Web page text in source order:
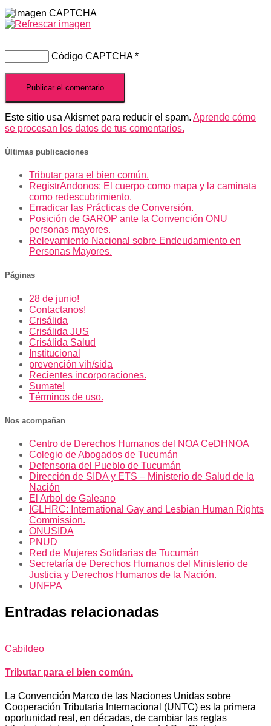
Código CAPTCHA*
Este sitio usa Akismet para reducir el spam. Aprende cómo
se procesan los datos de tus comentarios.
Últimas publicaciones
Tributar para el bien común.
RegistrAndonos: El cuerpo como mapa y la caminata
como redescubrimiento.
Erradicar las Prácticas de Conversión.
Posición de GAROP ante la Convención ONU
personas mayores.
Relevamiento Nacional sobre Endeudamiento en
Personas Mayores.
Páginas
28 de junio!
Contactanos!
Crisálida
Crisálida JUS
Crisálida Salud
Institucional
prevención vih/sida
Recientes incorporaciones.
Sumate!
Términos de uso.
Nos acompañan
Centro de Derechos Humanos del NOA CeDHNOA
Colegio de Abogados de Tucumán
Defensoria del Pueblo de Tucumán
Dirección de SIDA y ETS – Ministerio de Salud de la
Nación
El Arbol de Galeano
IGLHRC: International Gay and Lesbian Human Rights
Commission.
ONUSIDA
PNUD
Red de Mujeres Solidarias de Tucumán
Secretaría de Derechos Humanos del Ministerio de
Justicia y Derechos Humanos de la Nación.
UNFPA
Entradas relacionadas
Cabildeo
Tributar para el bien común.
La Convención Marco de las Naciones Unidas sobre
Cooperación Tributaria Internacional (UNTC) es la primera
oportunidad real, en décadas, de cambiar las reglas